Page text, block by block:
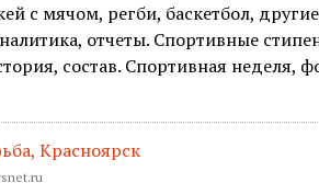
с мячом, регби, баскетбол,
отчеты. Спортивные
состав. Спортивная неделя,
Красноярск